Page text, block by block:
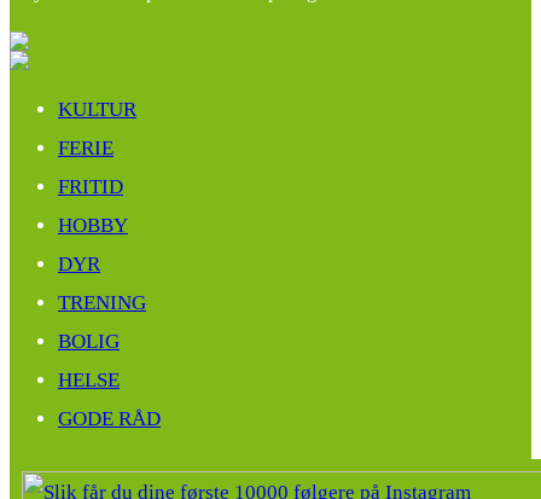
KULTUR
FERIE
FRITID
HOBBY
DYR
TRENING
BOLIG
HELSE
GODE RÅD